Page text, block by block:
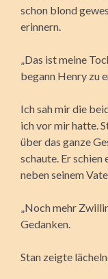
schon blond
erinnern.
„Das ist meine
begann Henry zu
Ich sah mir die
ich vor mir hatte.
über das ganze
schaute. Er
neben seinem
„Noch mehr
Gedanken.
Stan zeigte